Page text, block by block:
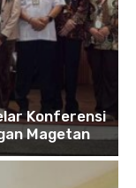
Konferensi
Magetan